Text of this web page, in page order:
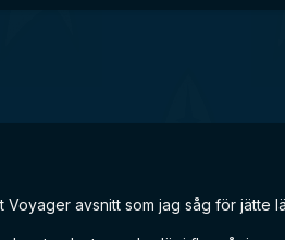
avsnitt som jag såg för jätte